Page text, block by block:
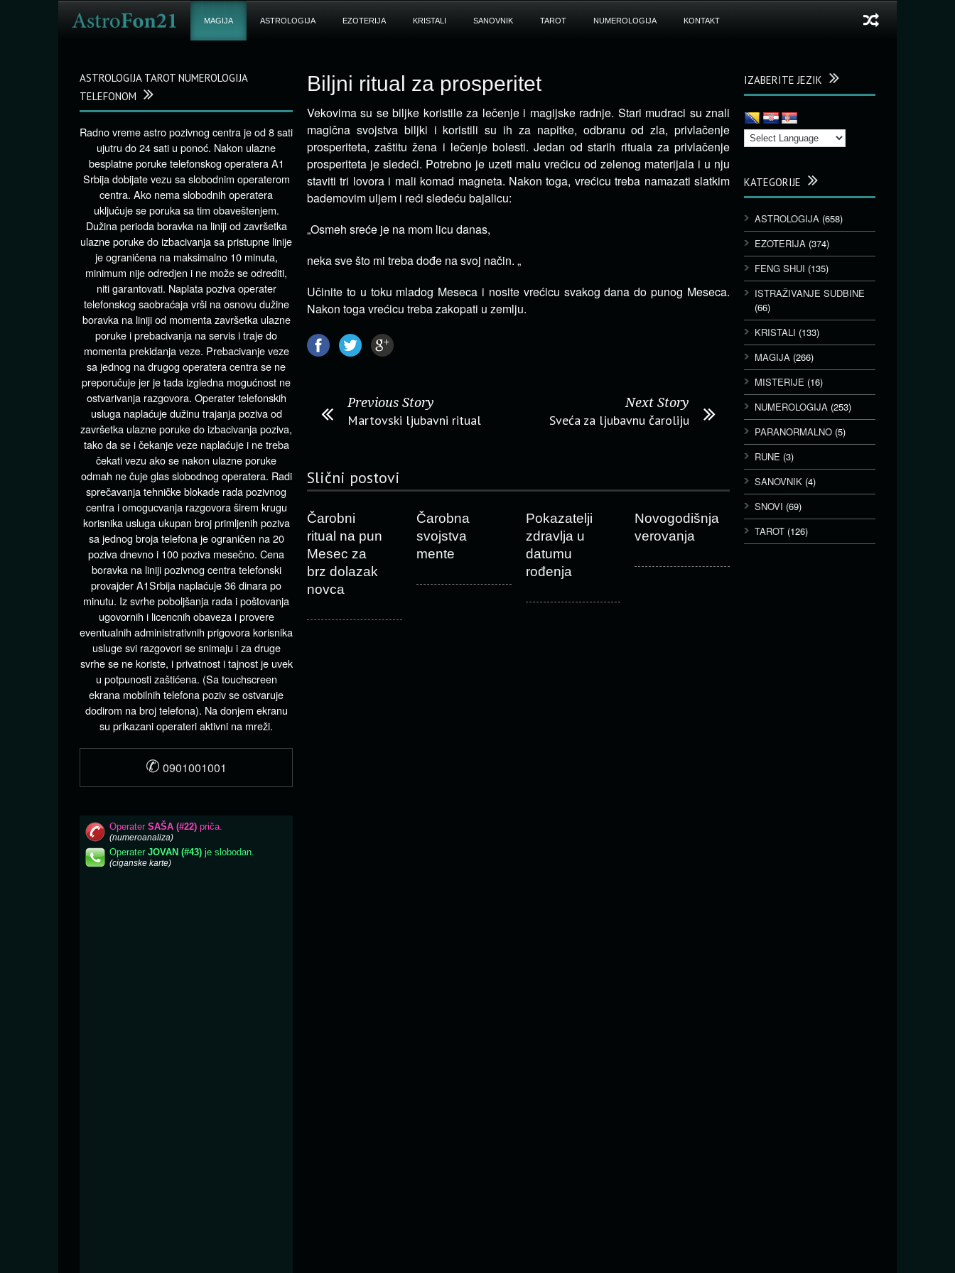
MAGIJA ASTROLOGIJA EZOTERIJA KRISTALI SANOVNIK TAROT NUMEROLOGIJA KONTAKT
Biljni ritual za prosperitet
Vekovima su se biljke koristile za lečenje i magijske radnje. Stari mudraci su znali
magična svojstva biljki i koristili su ih za napitke, odbranu od zla, privlačenje
prosperiteta, zaštitu žena i lečenje bolesti. Jedan od starih rituala za privlačenje
prosperiteta je sledeći. Potrebno je uzeti malu vrećicu od zelenog materijala i u nju
staviti tri lovora i mali komad magneta. Nakon toga, vrećicu treba namazati slatkim
bademovim uljem i reći sledeću bajalicu:
„Osmeh sreće je na mom licu danas,
neka sve što mi treba dođe na svoj način. „
Učinite to u toku mladog Meseca i nosite vrećicu svakog dana do punog Meseca.
Nakon toga vrećicu treba zakopati u zemlju.
Previous Story
Martovski ljubavni ritual
Next Story
Sveća za ljubavnu čaroliju
Slični postovi
Čarobni
ritual na pun
Mesec za
brz dolazak
novca
Čarobna
svojstva
mente
Pokazatelji
zdravlja u
datumu
rođenja
Novogodišnja
verovanja
IZABERITE JEZIK
KATEGORIJE
ASTROLOGIJA (658)
EZOTERIJA (374)
FENG SHUI (135)
ISTRAŽIVANJE SUDBINE
(66)
KRISTALI (133)
MAGIJA (266)
MISTERIJE (16)
NUMEROLOGIJA (253)
PARANORMALNO (5)
RUNE (3)
SANOVNIK (4)
SNOVI (69)
TAROT (126)
ASTROLOGIJA TAROT NUMEROLOGIJA
TELEFONOM
Radno vreme astro pozivnog centra je od 8 sati
ujutru do 24 sati u ponoć. Nakon ulazne
besplatne poruke telefonskog operatera A1
Srbija dobijate vezu sa slobodnim operaterom
centra. Ako nema slobodnih operatera
uključuje se poruka sa tim obaveštenjem.
Dužina perioda boravka na liniji od završetka
ulazne poruke do izbacivanja sa pristupne linije
je ograničena na maksimalno 10 minuta,
minimum nije odredjen i ne može se odrediti,
niti garantovati. Naplata poziva operater
telefonskog saobraćaja vrši na osnovu dužine
boravka na liniji od momenta završetka ulazne
poruke i prebacivanja na servis i traje do
momenta prekidanja veze. Prebacivanje veze
sa jednog na drugog operatera centra se ne
preporučuje jer je tada izgledna mogućnost ne
ostvarivanja razgovora. Operater telefonskih
usluga naplaćuje dužinu trajanja poziva od
završetka ulazne poruke do izbacivanja poziva,
tako da se i čekanje veze naplaćuje i ne treba
čekati vezu ako se nakon ulazne poruke
odmah ne čuje glas slobodnog operatera. Radi
sprečavanja tehničke blokade rada pozivnog
centra i omogucvanja razgovora širem krugu
korisnika usluga ukupan broj primljenih poziva
sa jednog broja telefona je ograničen na 20
poziva dnevno i 100 poziva mesečno. Cena
boravka na liniji pozivnog centra telefonski
provajder A1Srbija naplaćuje 36 dinara po
minutu. Iz svrhe poboljšanja rada i poštovanja
ugovornih i licencnih obaveza i provere
eventualnih administrativnih prigovora korisnika
usluge svi razgovori se snimaju i za druge
svrhe se ne koriste, i privatnost i tajnost je uvek
u potpunosti zaštićena. (Sa touchscreen
ekrana mobilnih telefona poziv se ostvaruje
dodirom na broj telefona). Na donjem ekranu
su prikazani operateri aktivni na mreži.
✆ 0901001001